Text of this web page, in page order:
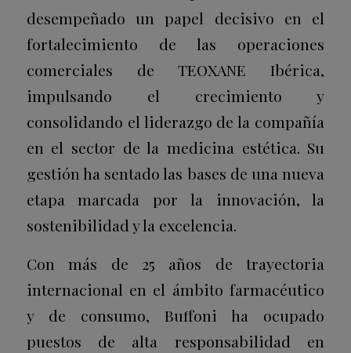
desempeñado un papel decisivo en el
fortalecimiento de las operaciones
comerciales de TEOXANE Ibérica,
impulsando el crecimiento y
consolidando el liderazgo de la compañía
en el sector de la medicina estética. Su
gestión ha sentado las bases de una nueva
etapa marcada por la innovación, la
sostenibilidad y la excelencia.
Con más de 25 años de trayectoria
internacional en el ámbito farmacéutico
y de consumo, Buffoni ha ocupado
puestos de alta responsabilidad en